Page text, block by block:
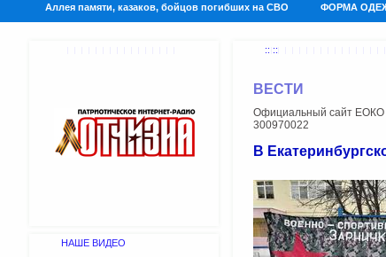
Аллея памяти, казаков, бойцов погибших на СВО ФОРМА
НАШЕ ВИДЕО
:: ::
ВЕСТИ
Официальный сайт ЕОКО
300970022
В